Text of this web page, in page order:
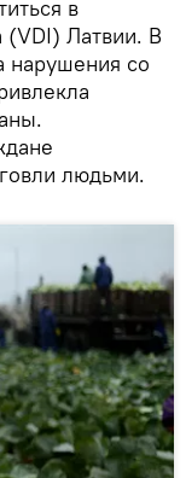
в
(VDI) Латвии. В
нарушения со
людьми.